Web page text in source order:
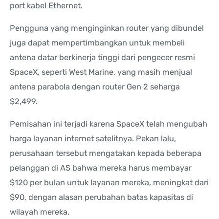
port kabel Ethernet.
Pengguna yang menginginkan router yang dibundel
juga dapat mempertimbangkan untuk membeli
antena datar berkinerja tinggi dari pengecer resmi
SpaceX, seperti West Marine, yang masih menjual
antena parabola dengan router Gen 2 seharga
$2,499.
Pemisahan ini terjadi karena SpaceX telah mengubah
harga layanan internet satelitnya. Pekan lalu,
perusahaan tersebut mengatakan kepada beberapa
pelanggan di AS bahwa mereka harus membayar
$120 per bulan untuk layanan mereka, meningkat dari
$90, dengan alasan perubahan batas kapasitas di
wilayah mereka.